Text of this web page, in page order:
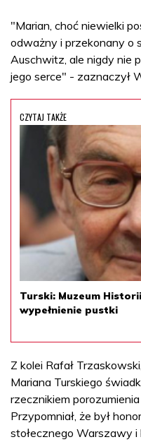
"Marian, choć niewielki
odważny i przekonany o
Auschwitz, ale nigdy nie
jego serce" - zaznaczył
CZYTAJ TAKŻE
Turski: Muzeum
wypełnienie pustki
Z kolei Rafał
Mariana Turskiego
rzecznikiem
Przypomniał, że był
stołecznego Warszawy